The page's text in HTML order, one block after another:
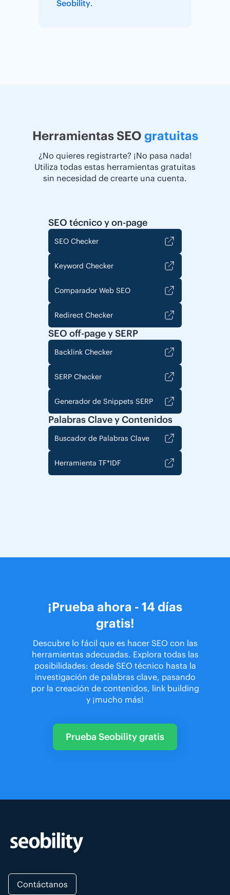
Seobility.
Herramientas SEO gratuitas
¿No quieres registrarte? ¡No pasa nada!
Utiliza todas estas herramientas gratuitas
sin necesidad de crearte una cuenta.
SEO técnico y on-page
SEO Checker
Keyword Checker
Comparador Web SEO
Redirect Checker
SEO off-page y SERP
Backlink Checker
SERP Checker
Generador de Snippets SERP
Palabras Clave y Contenidos
Buscador de Palabras Clave
Herramienta TF*IDF
¡Prueba ahora - 14 días
gratis!
Descubre lo fácil que es hacer SEO con las
herramientas adecuadas. Explora todas las
posibilidades: desde SEO técnico hasta la
investigación de palabras clave, pasando
por la creación de contenidos, link building
y ¡mucho más!
Prueba Seobility gratis
Contáctanos